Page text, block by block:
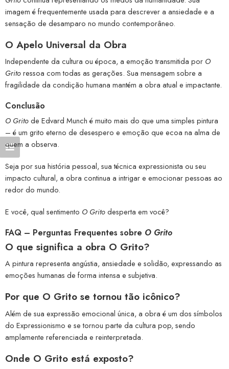
imagem é frequentemente usada para descrever a ansiedade e a
sensação de desamparo no mundo contemporâneo.
O Apelo Universal da Obra
Independente da cultura ou época, a emoção transmitida por O
Gritoressoa com todas as gerações. Sua mensagem sobre a
fragilidade da condição humana mantém a obra atual e impactante.
Conclusão
O Gritode Edvard Munch é muito mais do que uma simples pintura
– é um grito eterno de desespero e emoção que ecoa na alma de
quem a observa.
Seja por sua história pessoal, sua técnica expressionista ou seu
impacto cultural, a obra continua a intrigar e emocionar pessoas ao
redor do mundo.
E você, qual sentimento O Gritodesperta em você?
FAQ – Perguntas Frequentes sobre O Grito
O que significa a obra O Grito?
A pintura representa angústia, ansiedade e solidão, expressando as
emoções humanas de forma intensa e subjetiva.
Por que O Grito se tornou tão icônico?
Além de sua expressão emocional única, a obra é um dos símbolos
do Expressionismo e se tornou parte da cultura pop, sendo
amplamente referenciada e reinterpretada.
Onde O Grito está exposto?